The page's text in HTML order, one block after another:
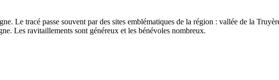
Le tracé passe souvent par des sites emblématiques de la région : vallée de la
Les ravitaillements sont généreux et les bénévoles nombreux.